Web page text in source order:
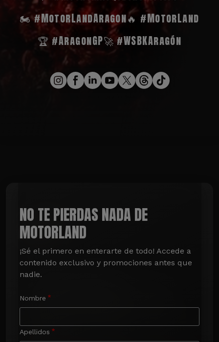
🏍️ #MotorLandAragon🔥 #MotorLand
🏆 #AragonGP🚀 #WSBKAragón
NO TE PIERDAS NADA DE
MOTORLAND
¡Sé el primero en enterarte de todo! Accede a
contenido exclusivo y promociones antes que
nadie.
Nombre
Apellidos